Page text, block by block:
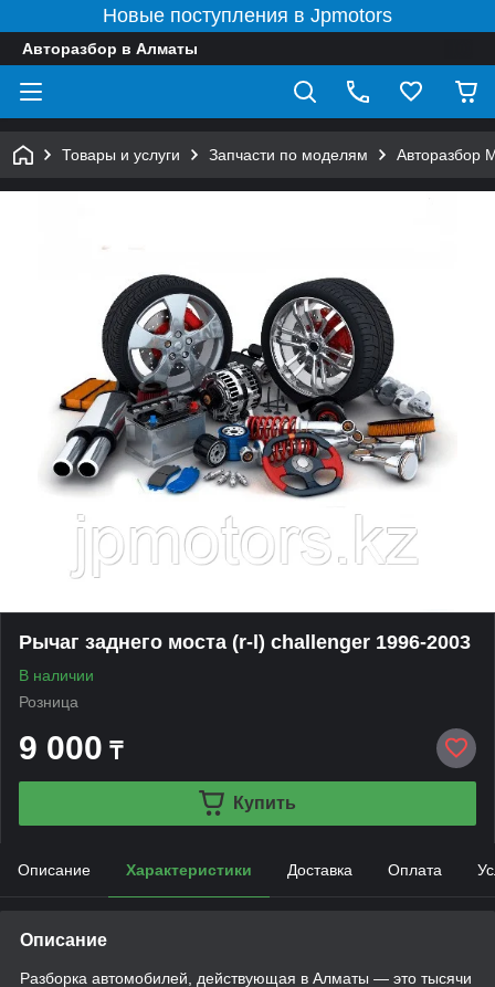
Новые поступления в Jpmotors
Авторазбор в Алматы
Товары и услуги Запчасти по моделям Авторазбор
Рычаг заднего моста (r-l) challenger 1996-2003
В наличии
Розница
9 000 ₸
Купить
Описание Характеристики Доставка Оплата
Описание
Разборка автомобилей, действующая в Алматы — это тысячи